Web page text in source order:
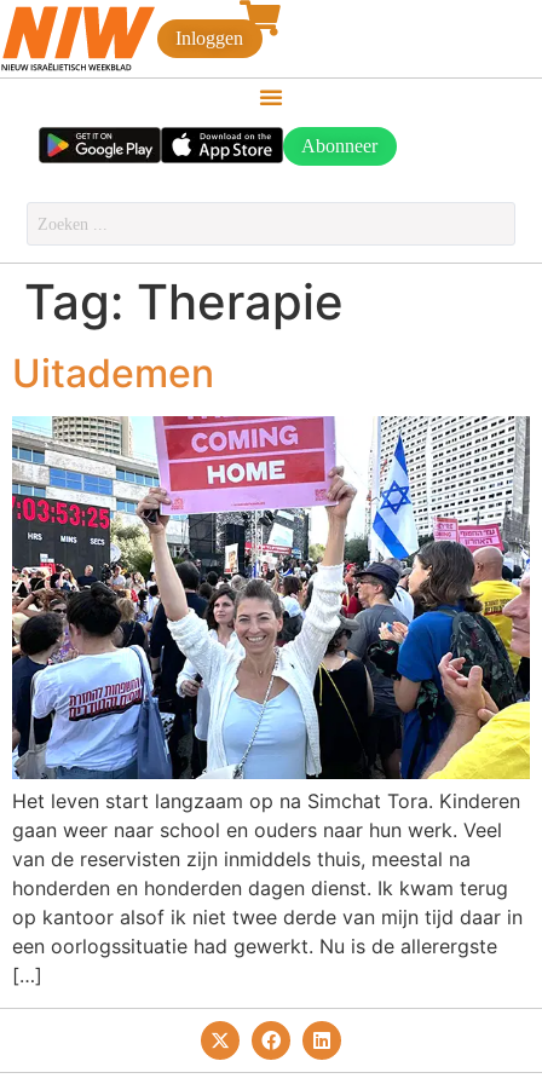
Inloggen
Abonneer
Tag: Therapie
Uitademen
Het leven start langzaam op na Simchat Tora. Kinderen
gaan weer naar school en ouders naar hun werk. Veel
van de reservisten zijn inmiddels thuis, meestal na
honderden en honderden dagen dienst. Ik kwam terug
op kantoor alsof ik niet twee derde van mijn tijd daar in
een oorlogssituatie had gewerkt. Nu is de allerergste
[…]